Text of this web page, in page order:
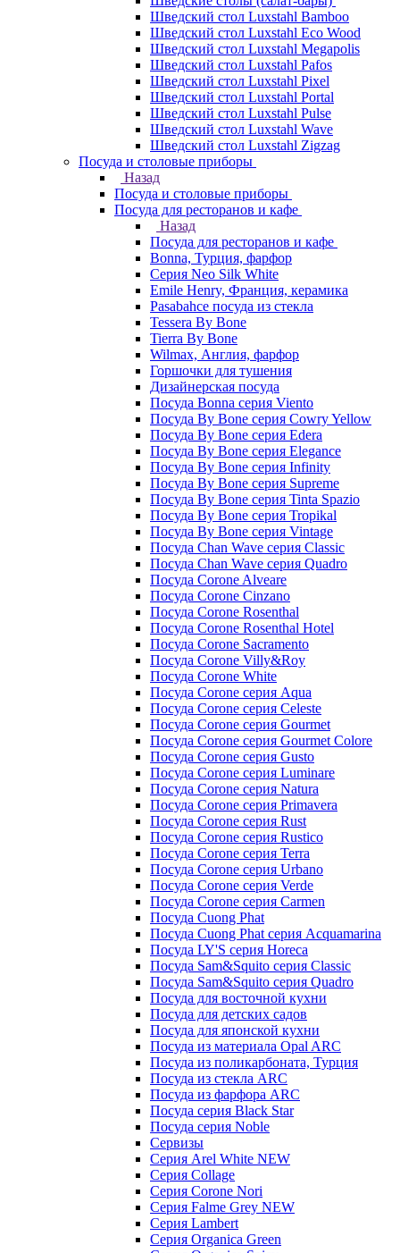
Шведский стол Luxstahl Bamboo
Шведский стол Luxstahl Eco Wood
Шведский стол Luxstahl Megapolis
Шведский стол Luxstahl Pafos
Шведский стол Luxstahl Pixel
Шведский стол Luxstahl Portal
Шведский стол Luxstahl Pulse
Шведский стол Luxstahl Wave
Шведский стол Luxstahl Zigzag
Посуда и столовые приборы
Назад
Посуда и столовые приборы
Посуда для ресторанов и кафе
Назад
Посуда для ресторанов и кафе
Bonna, Турция, фарфор
Cерия Neo Silk White
Emile Henry, Франция, керамика
Pasabahce посуда из стекла
Tessera By Bone
Tierra By Bone
Wilmax, Англия, фарфор
Горшочки для тушения
Дизайнерская посуда
Посуда Bonna серия Viento
Посуда By Bone серия Cowry Yellow
Посуда By Bone серия Edera
Посуда By Bone серия Elegance
Посуда By Bone серия Infinity
Посуда By Bone серия Supreme
Посуда By Bone серия Tinta Spazio
Посуда By Bone серия Tropikal
Посуда By Bone серия Vintage
Посуда Chan Wave серия Classic
Посуда Chan Wave серия Quadro
Посуда Corone Alveare
Посуда Corone Cinzano
Посуда Corone Rosenthal
Посуда Corone Rosenthal Hotel
Посуда Corone Sacramento
Посуда Corone Villy&Roy
Посуда Corone White
Посуда Corone серия Aqua
Посуда Corone серия Celeste
Посуда Corone серия Gourmet
Посуда Corone серия Gourmet Colore
Посуда Corone серия Gusto
Посуда Corone серия Luminare
Посуда Corone серия Natura
Посуда Corone серия Primavera
Посуда Corone серия Rust
Посуда Corone серия Rustico
Посуда Corone серия Terra
Посуда Corone серия Urbano
Посуда Corone серия Verde
Посуда Corone серия Сarmen
Посуда Cuong Phat
Посуда Cuong Phat серия Acquamarina
Посуда LY'S серия Horeca
Посуда Sam&Squito серия Classic
Посуда Sam&Squito серия Quadro
Посуда для восточной кухни
Посуда для детских садов
Посуда для японской кухни
Посуда из материала Opal ARC
Посуда из поликарбоната, Турция
Посуда из стекла ARC
Посуда из фарфора ARC
Посуда серия Black Star
Посуда серия Noble
Сервизы
Серия Arel White NEW
Серия Collage
Серия Corone Nori
Серия Falme Grey NEW
Серия Lambert
Серия Organica Green